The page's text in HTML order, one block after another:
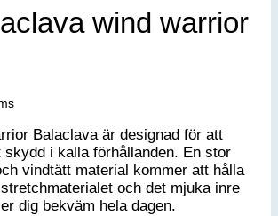
wind warrior
Balaclava är designad för att
skydd i kalla förhållanden. En stor
vindtätt material kommer att hålla
och det mjuka inre
dig bekväm hela dagen.